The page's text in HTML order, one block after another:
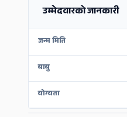
उम्मेदवारको जानकारी
जन्म मिति
बाबु
योग्यता